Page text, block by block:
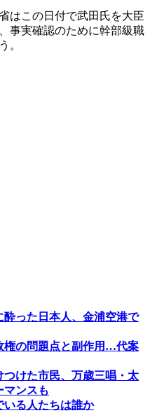
はこの日付で武田氏を大臣
事実確認のために幹部級職
。
った日本人、金浦空港で
権の問題点と副作用…代案
けた市民、万歳三唱・太
ンスも
いる人たちは誰か